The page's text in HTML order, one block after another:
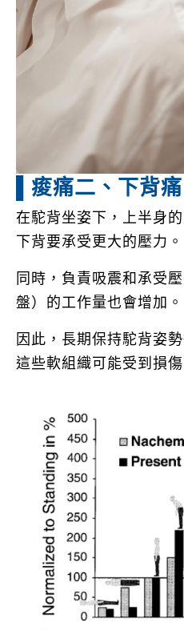
▌痠痛二、下背痛
在駝背坐姿下，上半身
下背要承受更大的壓力。
同時，負責吸震和承受
盤）的工作量也會增加。
因此，長期保持駝背姿
這些軟組織可能受到損傷